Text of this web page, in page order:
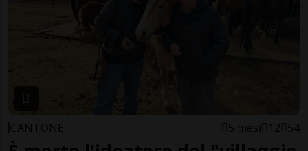
CANTONE 5 mesi 12 54